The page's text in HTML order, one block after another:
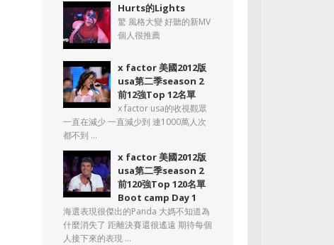
Hurts的Lights
驚 風格大變 好聽的新MV
個人很推薦
x factor 美國2012版
usa第二季season 2
前12強Top 12名單
x factor usa的收視觀眾
一直在減少 一直減少到 連1000萬人次
都不到 ...
x factor 美國2012版
usa第二季season 2
前120強Top 120名單
Boot camp Day 1
海選表現很傑出的Panda 大媽不知道為
什麼消失了 距離決賽還很遙遠 期待每個
人接下來的表現 ...